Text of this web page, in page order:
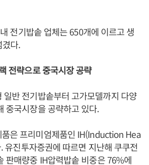
전기밥솥 업체는 650개에 이르고 생
다.
전략으로 중국시장 공략
일반 전기밥솥부터 고가모델까지 다양
중국시장을 공략하고 있다.
은 프리미엄제품인 IH(Induction Hea
유진투자증권에 따르면 지난해 쿠쿠전
판매량중 IH압력밥솥 비중은 76%에